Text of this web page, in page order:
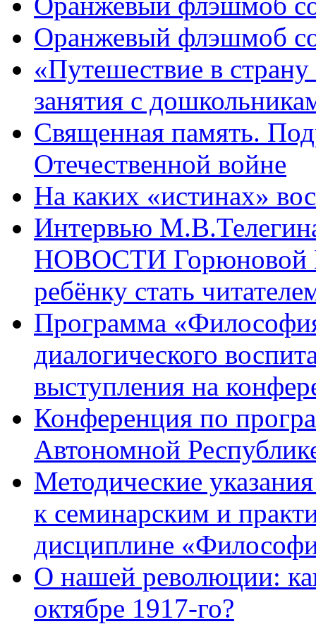
Оранжевый флэшмоб со
«Путешествие в
занятия с
Священная память.
Отечественной войне
На каких «истинах»
Интервью
НОВОСТИ Горюновой
ребёнку стать
Программа
диалогического
выступления на
Конференция по
Автономной
Методические
к семинарским и
дисциплине
О нашей революции:
октябре 1917-го?